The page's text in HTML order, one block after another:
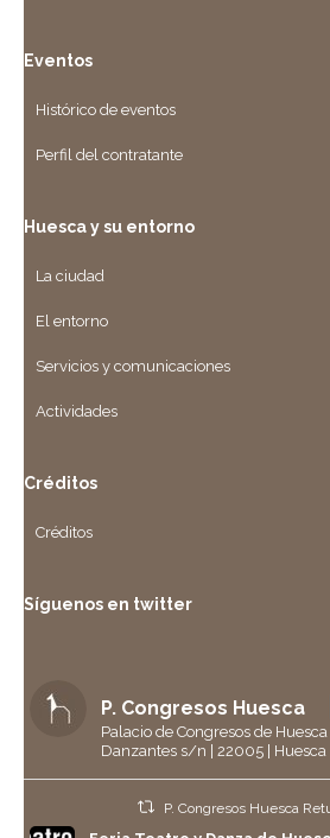
Eventos
Histórico de eventos
Perfil del contratante
Huesca y su entorno
La ciudad
El entorno
Servicios y comunicaciones
Actividades
Créditos
Créditos
Síguenos en twitter
P. Congresos Huesca
Palacio de Congresos de
Danzantes s/n | 22005 | Huesca
P. Congresos Huesca